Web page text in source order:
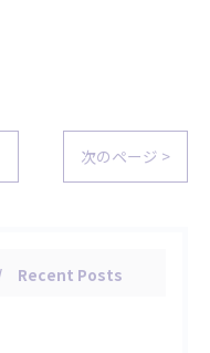
次のページ >
Recent Posts